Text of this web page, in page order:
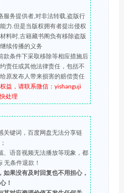
服务提供者,对非法转载,盗版行
力.但是当版权拥有者提出侵权
料时,古籍藏书阁负有移除盗版
续传播的义务
款条件下采取移除等相应措施后
责任或其他法律责任，包括不
原发布人带来损害的赔偿责任
益，请联系微信：yishanguji
处理
关键词，百度网盘无法分享链
、语音视频无法播放等现象，都
无条件退款！
如果没有及时回复也不用担心，
！